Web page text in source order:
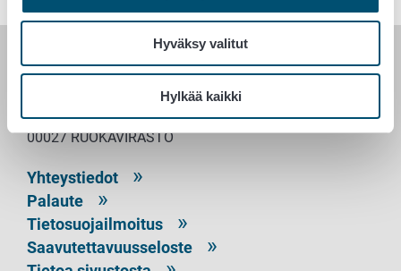
Hyväksy valitut
Hylkää kaikki
RUOKAVIRASTO
PL 100
00027 RUOKAVIRASTO
Yhteystiedot
Palaute
Tietosuojailmoitus
Saavutettavuusseloste